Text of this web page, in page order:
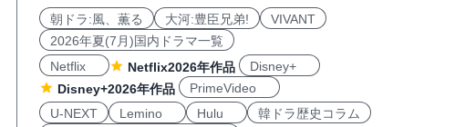
朝ドラ:風、薫る 大河:豊臣兄弟!
VIVANT
2026年夏(7月)国内ドラマ一覧
Netflix
Netflix2026年作品
Disney+
Disney+2026年作品
PrimeVideo
U-NEXT
Lemino Hulu
韓ドラ歴史コラム